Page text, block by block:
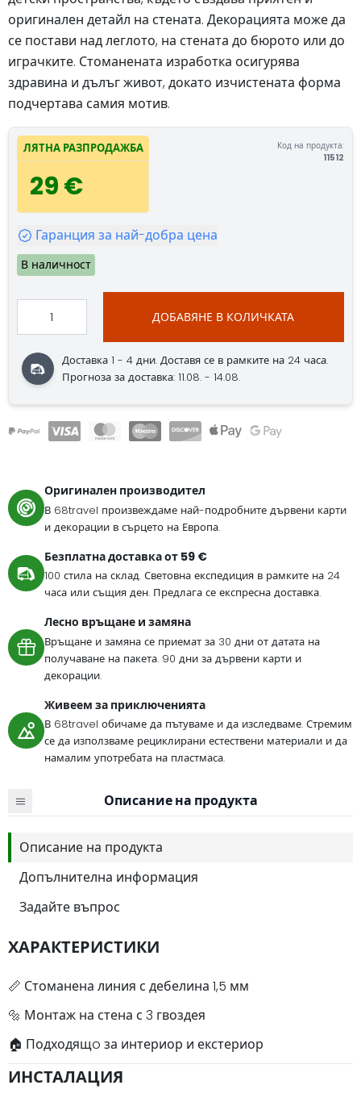
оригинален детайл на стената. Декорацията може да
се постави над леглото, на стената до бюрото или до
играчките. Стоманената изработка осигурява
здравина и дълъг живот, докато изчистената форма
подчертава самия мотив.
ЛЯТНА РАЗПРОДАЖБА
29 €
Код на продукта:
11512
Гаранция за най-добра цена
В наличност
ДОБАВЯНЕ В КОЛИЧКАТА
Доставка 1 - 4 дни. Доставя се в рамките на 24 часа.
Прогноза за доставка: 11.08. - 14.08.
Оригинален производител
В 68travel произвеждаме най-подробните дървени карти
и декорации в сърцето на Европа.
Безплатна доставка от 59 €
100 стила на склад. Световна експедиция в рамките на 24
часа или същия ден. Предлага се експресна доставка.
Лесно връщане и замяна
Връщане и замяна се приемат за 30 дни от датата на
получаване на пакета. 90 дни за дървени карти и
декорации.
Живеем за приключенията
В 68travel обичаме да пътуваме и да изследваме. Стремим
се да използваме рециклирани естествени материали и да
намалим употребата на пластмаса.
Описание на продукта
Описание на продукта
Допълнителна информация
Задайте въпрос
ХАРАКТЕРИСТИКИ
📏 Стоманена линия с дебелина 1,5 мм
🔩 Монтаж на стена с 3 гвоздея
🏠 Подходящo за интериор и екстериор
ИНСТАЛАЦИЯ